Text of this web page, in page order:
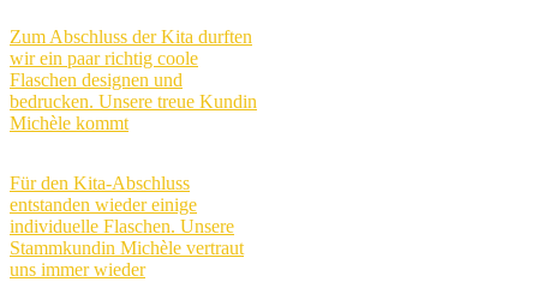
Zum Abschluss der Kita durften
wir ein paar richtig coole
Flaschen designen und
bedrucken. Unsere treue Kundin
Michèle kommt
Für den Kita-Abschluss
entstanden wieder einige
individuelle Flaschen. Unsere
Stammkundin Michèle vertraut
uns immer wieder